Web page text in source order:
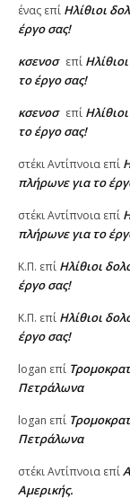
ένας επί Ηλίθιοι
έργο σας!
κσενοσ επί
το έργο σας!
κσενοσ επί
το έργο σας!
στέκι Αντίπνοια επί
πλήρωνε για το
στέκι Αντίπνοια επί
πλήρωνε για το
Κ.Π. επί Ηλίθιοι
έργο σας!
Κ.Π. επί Ηλίθιοι
έργο σας!
logan επί
Πετράλωνα
logan επί
Πετράλωνα
στέκι Αντίπνοια επί
Αμερικής.